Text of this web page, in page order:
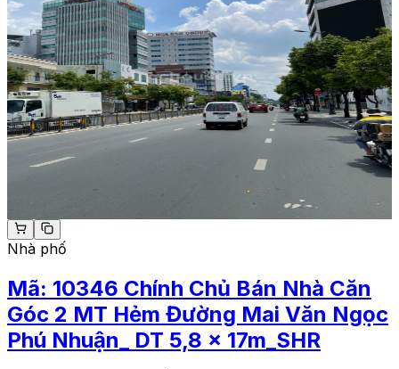
Nhà phố
Mã: 10346 Chính Chủ Bán Nhà Căn
Góc 2 MT Hẻm Đường Mai Văn Ngọc
Phú Nhuận_ DT 5,8 x 17m_SHR